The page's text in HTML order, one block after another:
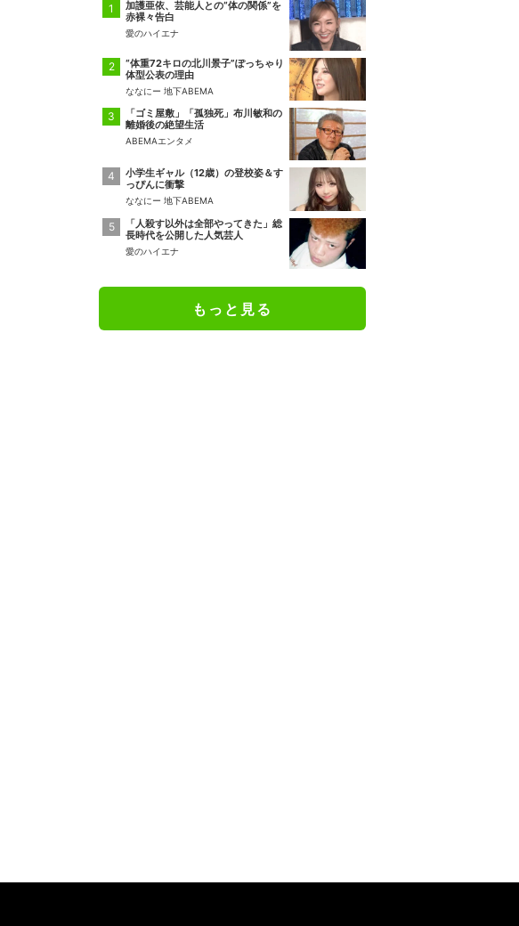
加護亜依、芸能人との“体の関係”を
赤裸々告白
愛のハイエナ
“体重72キロの北川景子”ぽっちゃり
体型公表の理由
ななにー 地下ABEMA
「ゴミ屋敷」「孤独死」布川敏和の
離婚後の絶望生活
ABEMAエンタメ
小学生ギャル（12歳）の登校姿＆す
っぴんに衝撃
ななにー 地下ABEMA
「人殺す以外は全部やってきた」総
長時代を公開した人気芸人
愛のハイエナ
もっと見る